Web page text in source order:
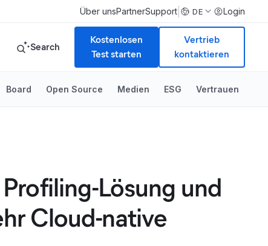
Über unsPartnerSupport DE Login
Search
Kostenlosen
Test starten
Vertrieb
kontaktieren
Board Open Source Medien ESG Vertrauen
Lösung und
Cloud-native